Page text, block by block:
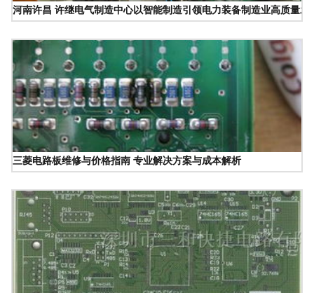
河南许昌 许继电气制造中心以智能制造引领电力装备制造业高质量发
三菱电路板维修与价格指南 专业解决方案与成本解析